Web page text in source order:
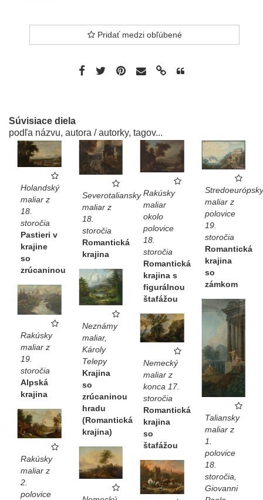
Pridať medzi obľúbené
Súvisiace diela
podľa názvu, autora / autorky, tagov...
Holandský
maliar z
18.
storočia
Pastieri v
krajine
so
zrúcaninou
Severotaliansky
maliar z
18.
storočia
Romantická
krajina
Rakúsky
maliar
okolo
polovice
18.
storočia
Romantická
krajina s
figurálnou
štafážou
Stredoeurópsky
maliar z
polovice
19.
storočia
Romantická
krajina
so
zámkom
Neznámy
maliar,
Károly
Telepy
Krajina
so
zrúcaninou
hradu
(Romantická
krajina)
Rakúsky
maliar z
19.
storočia
Alpská
krajina
Taliansky
maliar z
1.
polovice
18.
storočia,
Giovanni
Nemecký
maliar z
konca 17.
storočia
Romantická
krajina
so
štafážou
Rakúsky
maliar z
2.
polovice